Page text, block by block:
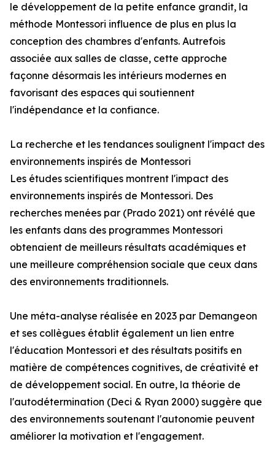
le développement de la petite enfance grandit, la
méthode Montessori influence de plus en plus la
conception des chambres d'enfants. Autrefois
associée aux salles de classe, cette approche
façonne désormais les intérieurs modernes en
favorisant des espaces qui soutiennent
l'indépendance et la confiance.
La recherche et les tendances soulignent l'impact des
environnements inspirés de Montessori
Les études scientifiques montrent l'impact des
environnements inspirés de Montessori. Des
recherches menées par (Prado 2021) ont révélé que
les enfants dans des programmes Montessori
obtenaient de meilleurs résultats académiques et
une meilleure compréhension sociale que ceux dans
des environnements traditionnels.
Une méta-analyse réalisée en 2023 par Demangeon
et ses collègues établit également un lien entre
l'éducation Montessori et des résultats positifs en
matière de compétences cognitives, de créativité et
de développement social. En outre, la théorie de
l'autodétermination (Deci & Ryan 2000) suggère que
des environnements soutenant l'autonomie peuvent
améliorer la motivation et l'engagement.